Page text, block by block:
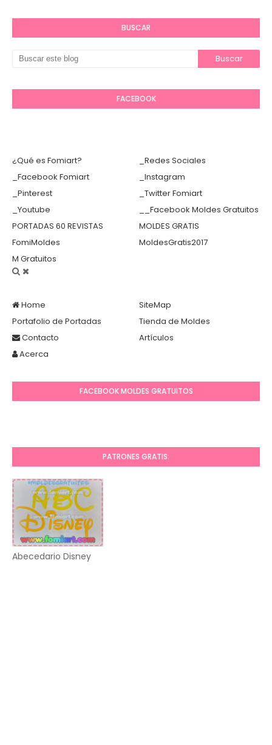
BUSCAR
FACEBOOK
¿Qué es Fomiart?
_Redes Sociales
_Facebook Fomiart
_Instagram
_Pinterest
_Twitter Fomiart
_Youtube
__Facebook Moldes Gratuitos
PORTADAS 60 REVISTAS
MOLDES GRATIS
FomiMoldes
MoldesGratis2017
M Gratuitos
Home
SiteMap
Portafolio de Portadas
Tienda de Moldes
Contacto
Artículos
Acerca
FACEBOOK MOLDES GRATUITOS
PATRONES GRATIS:
Abecedario Disney